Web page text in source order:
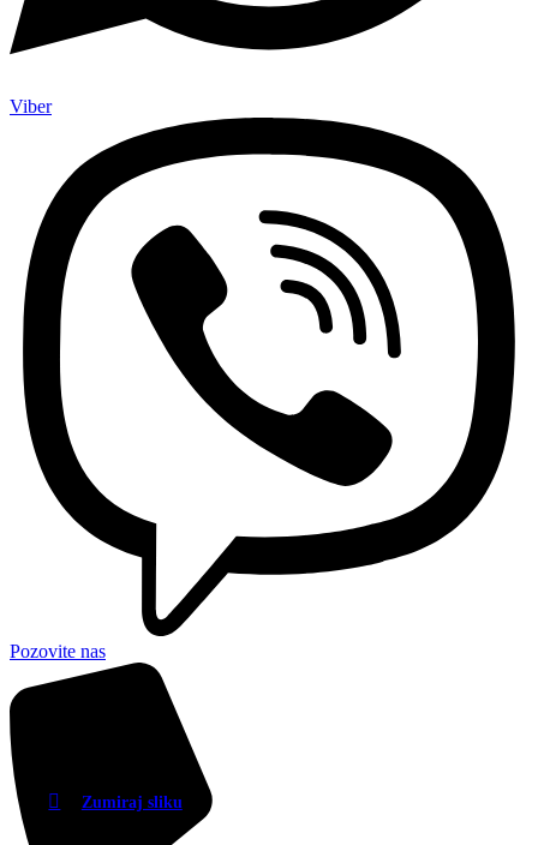
Zumiraj sliku
Viber
Pozovite nas